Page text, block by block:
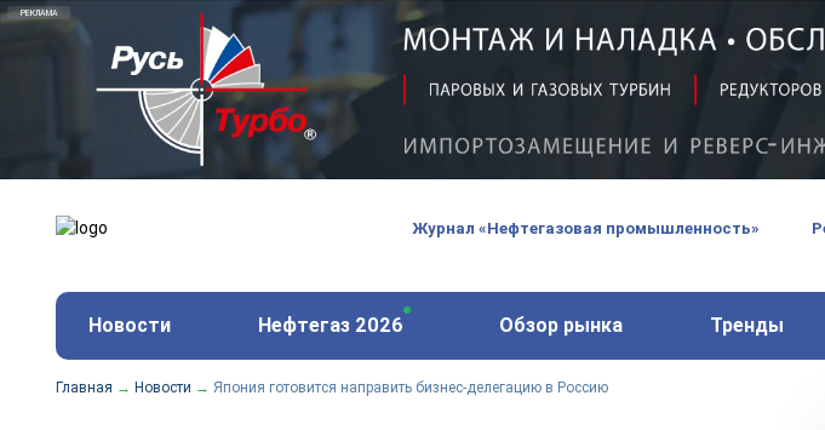
Русь-Турбо - обслуживание и ремонт газовых паровых турбин
оборудования ТЭС, зарубежных поршневых машин и компрессоров, которые
и других предприятиях.
Реклама. ООО «Русь-Турбо», ИНН 7802588950
erid: F7NfYUJCUneVdwPs4znf
Журнал «Нефтегазовая промышленность»
Новости Нефтегаз 2026 Обзор рынка Тренды
Главная → Новости → Япония готовится направить бизнес-делегацию в Россию